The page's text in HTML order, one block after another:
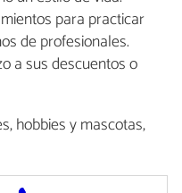
para practicar
de profesionales.
a sus descuentos o
hobbies y mascotas,